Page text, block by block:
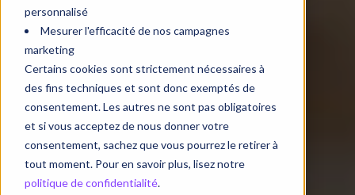
personnalisé
Mesurer l'efficacité de nos campagnes
marketing
Certains cookies sont strictement nécessaires à
des fins techniques et sont donc exemptés de
consentement. Les autres ne sont pas obligatoires
et si vous acceptez de nous donner votre
consentement, sachez que vous pourrez le retirer à
tout moment. Pour en savoir plus, lisez notre
politique de confidentialité.